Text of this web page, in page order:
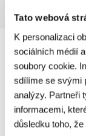
Tato webová
K personalizaci
sociálních médií
soubory cookie.
sdílíme se svými
analýzy. Partneři
informacemi,
důsledku toho,